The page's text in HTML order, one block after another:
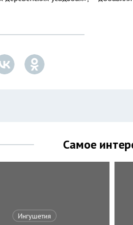
Самое
Ингушетия